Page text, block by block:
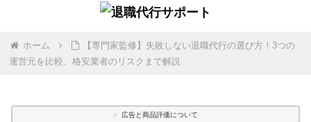
ホーム
【専門家監修】失敗しない退職代行の選び方！3つの
運営元を比較、格安業者のリスクまで解説
広告と商品評価について